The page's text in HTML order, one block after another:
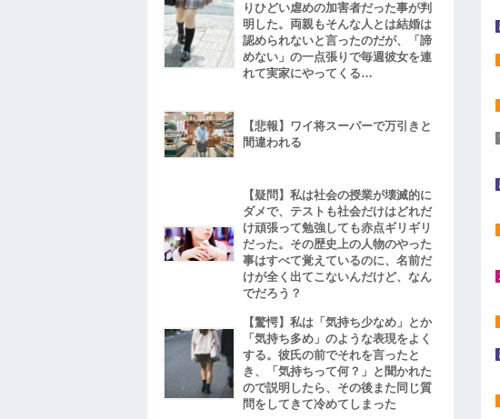
りひどい虐めの加害者だった事が判
明した。両親もそんな人とは結婚は
認められないと言ったのだが、「諦
めない」の一点張りで毎週彼女を連
れて実家にやってくる…
【悲報】ワイ将スーパーで万引きと
間違われる
【疑問】私は社会の授業が壊滅的に
ダメで、テストも社会だけはどれだ
け頑張って勉強しても赤点ギリギリ
だった。その歴史上の人物のやった
事はすべて覚えているのに、名前だ
けが全く出てこないんだけど、なん
でだろう？
【驚愕】私は「気持ち少なめ」とか
「気持ち多め」のような表現をよく
する。彼氏の前でそれを言ったと
き、「気持ちって何？」と聞かれた
ので説明したら、その後また同じ質
問をしてきて冷めてしまった